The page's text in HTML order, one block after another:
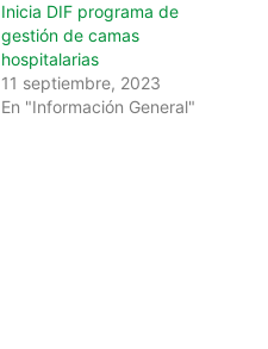
Inicia DIF programa de
gestión de camas
hospitalarias
11 septiembre, 2023
En "Información General"